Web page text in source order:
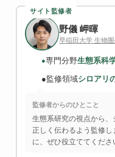
サイト監修者
野儀 岬暉
早稲田大学 生物
●専門分野生態系科
●監修領域シロアリ
監修者からのひとこと
生態系研究の視点から
正しく伝わるよう監修
に、ぜひ役立ててくださ